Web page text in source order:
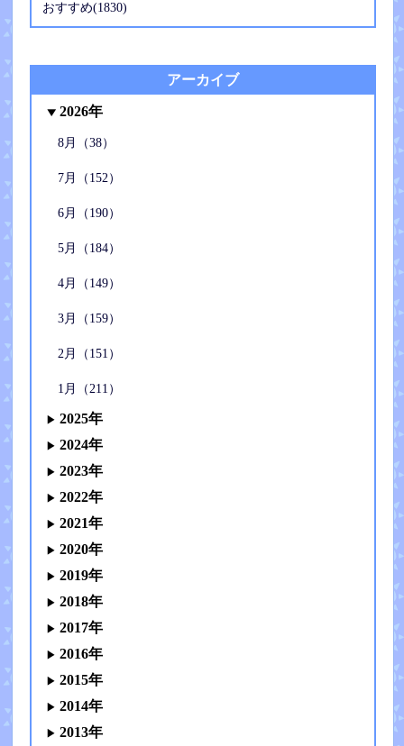
おすすめ(1830)
アーカイブ
2026年
8月（38）
7月（152）
6月（190）
5月（184）
4月（149）
3月（159）
2月（151）
1月（211）
2025年
2024年
2023年
2022年
2021年
2020年
2019年
2018年
2017年
2016年
2015年
2014年
2013年